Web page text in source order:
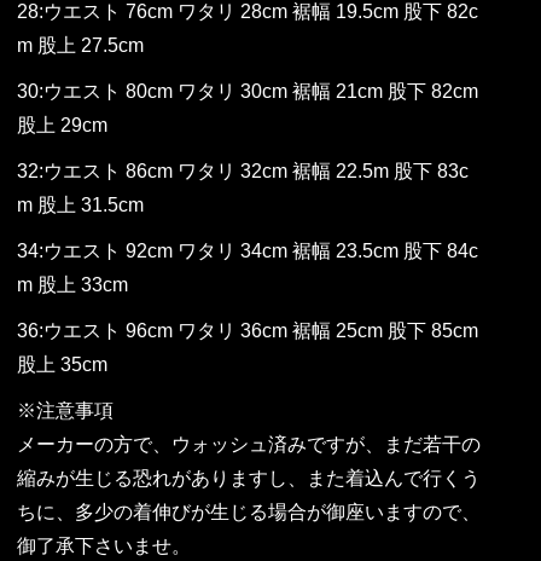
28:ウエスト 76cm ワタリ 28cm 裾幅 19.5cm 股下 82c
m 股上 27.5cm
30:ウエスト 80cm ワタリ 30cm 裾幅 21cm 股下 82cm
股上 29cm
32:ウエスト 86cm ワタリ 32cm 裾幅 22.5m 股下 83c
m 股上 31.5cm
34:ウエスト 92cm ワタリ 34cm 裾幅 23.5cm 股下 84c
m 股上 33cm
36:ウエスト 96cm ワタリ 36cm 裾幅 25cm 股下 85cm
股上 35cm
※注意事項
メーカーの方で、ウォッシュ済みですが、まだ若干の
縮みが生じる恐れがありますし、また着込んで行くう
ちに、多少の着伸びが生じる場合が御座いますので、
御了承下さいませ。